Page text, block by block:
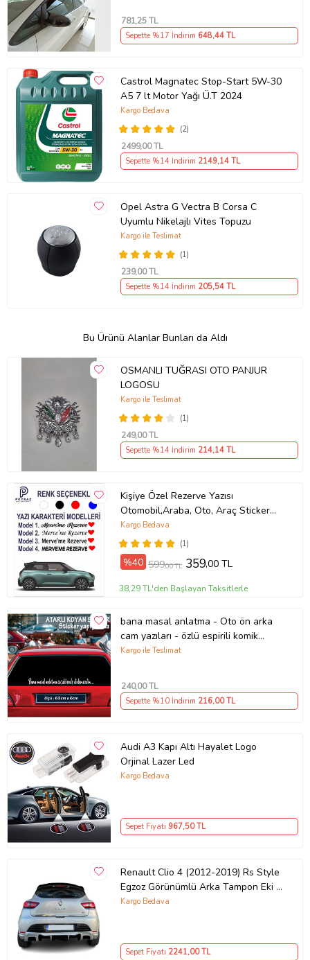
781,25 TL
Sepette %17 İndirim 648,44 TL
Castrol Magnatec Stop-Start 5W-30
A5 7 lt Motor Yağı Ü.T 2024
(2)
Kargo Bedava
2499,00 TL
Sepette %14 İndirim 2149,14 TL
Opel Astra G Vectra B Corsa C
Uyumlu Nikelajlı Vites Topuzu
(1)
Kargo ile Teslimat
239,00 TL
Sepette %14 İndirim 205,54 TL
Bu Ürünü Alanlar Bunları da Aldı
OSMANLI TUĞRASI OTO PANJUR
LOGOSU
(1)
Kargo ile Teslimat
249,00 TL
Sepette %14 İndirim 214,14 TL
Kişiye Özel Rezerve Yazısı
Otomobil,Araba, Oto, Araç Sticker
(Parlak Beyaz)
(1)
Kargo Bedava
%40 599,00 TL 359,00 TL
38,29 TL'den Başlayan Taksitlerle
bana masal anlatma - Oto ön arka
cam yazıları - özlü espirili komik
türkçe koyan sözler
Kargo ile Teslimat
240,00 TL
Sepette %10 İndirim 216,00 TL
Audi A3 Kapı Altı Hayalet Logo
Orjinal Lazer Led
Kargo Bedava
Sepet Fiyatı 967,50 TL
Renault Clio 4 (2012-2019) Rs Style
Egzoz Görünümlü Arka Tampon Eki -
Difüzör (Plastik)
Kargo Bedava
Sepet Fiyatı 2241,00 TL